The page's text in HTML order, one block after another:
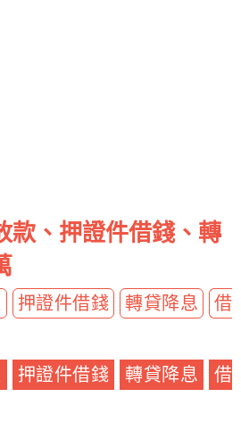
款、押證件借錢、轉
押證件借錢 轉貸降息
借
押證件借錢 轉貸降息
借